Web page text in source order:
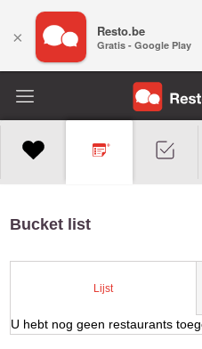
Bucket list
Lijst
U hebt nog geen restaurants
× Resto.be
Gratis - Google Play